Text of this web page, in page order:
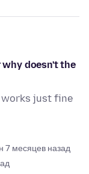
doesn't the
just fine
7 месяцев назад